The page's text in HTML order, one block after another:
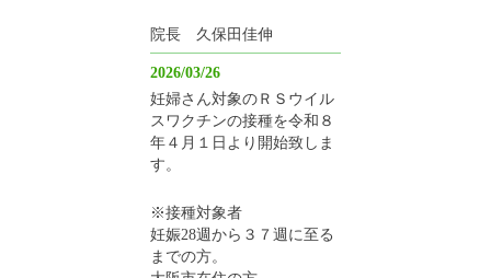
院長 久保田佳伸
2026/03/26
妊婦さん対象のＲＳウイル
スワクチンの接種を令和８
年４月１日より開始致しま
す。
※接種対象者
妊娠28週から３７週に至る
までの方。